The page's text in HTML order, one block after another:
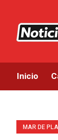
Inicio
MAR DE